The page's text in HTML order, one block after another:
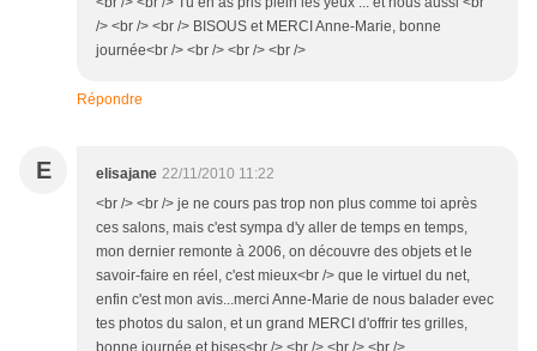
/> <br /> <br /> BISOUS et MERCI Anne-Marie, bonne
journée<br /> <br /> <br /> <br />
Répondre
E elisajane 22/11/2010 11:22
<br /> <br /> je ne cours pas trop non plus comme toi après
ces salons, mais c'est sympa d'y aller de temps en temps,
mon dernier remonte à 2006, on découvre des objets et le
savoir-faire en réel, c'est mieux<br /> que le virtuel du net,
enfin c'est mon avis...merci Anne-Marie de nous balader evec
tes photos du salon, et un grand MERCI d'offrir tes grilles,
bonne journée et bises<br /> <br /> <br /> <br />